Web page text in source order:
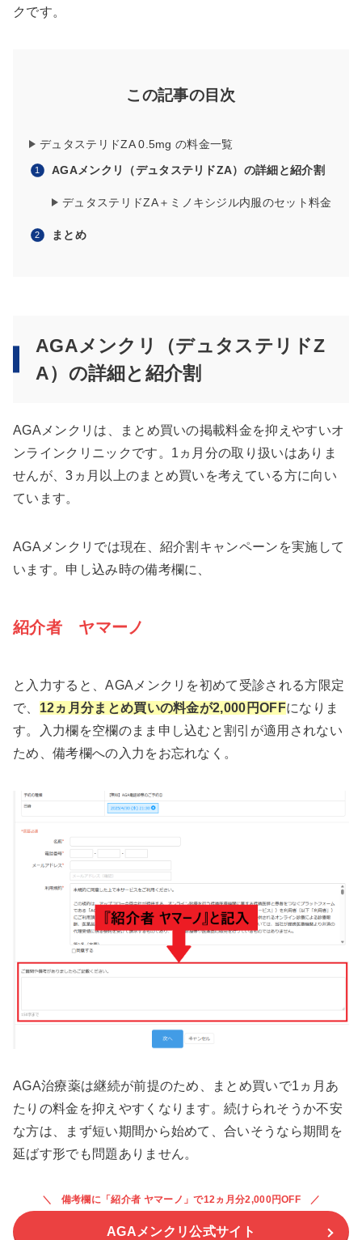
クです。
この記事の目次
デュタステリドZA 0.5mg の料金一覧
AGAメンクリ（デュタステリドZA）の詳細と紹介割
デュタステリドZA＋ミノキシジル内服のセット料金
まとめ
AGAメンクリ（デュタステリドZ
A）の詳細と紹介割
AGAメンクリは、まとめ買いの掲載料金を抑えやすいオ
ンラインクリニックです。1ヵ月分の取り扱いはありま
せんが、3ヵ月以上のまとめ買いを考えている方に向い
ています。
AGAメンクリでは現在、紹介割キャンペーンを実施して
います。申し込み時の備考欄に、
紹介者 ヤマーノ
と入力すると、AGAメンクリを初めて受診される方限定
で、 12ヵ月分まとめ買いの料金が2,000円OFFになりま
す。入力欄を空欄のまま申し込むと割引が適用されない
ため、備考欄への入力をお忘れなく。
AGA治療薬は継続が前提のため、まとめ買いで1ヵ月あ
たりの料金を抑えやすくなります。続けられそうか不安
な方は、まず短い期間から始めて、合いそうなら期間を
延ばす形でも問題ありません。
備考欄に「紹介者 ヤマーノ」で12ヵ月分2,000円OFF
AGAメンクリ公式サイト